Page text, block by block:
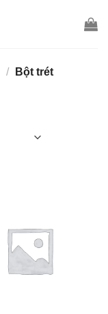
/ Bột trét